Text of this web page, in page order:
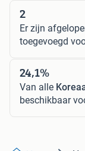
2
Er zijn
toegevoegd
24,1%
Van alle
beschikbaar